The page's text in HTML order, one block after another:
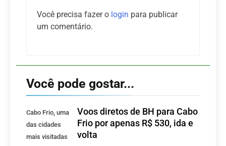
Você precisa fazer o login para publicar
um comentário.
Você pode gostar...
Cabo Frio, uma
das cidades
mais visitadas
Voos diretos de BH para Cabo
Frio por apenas R$ 530, ida e
volta